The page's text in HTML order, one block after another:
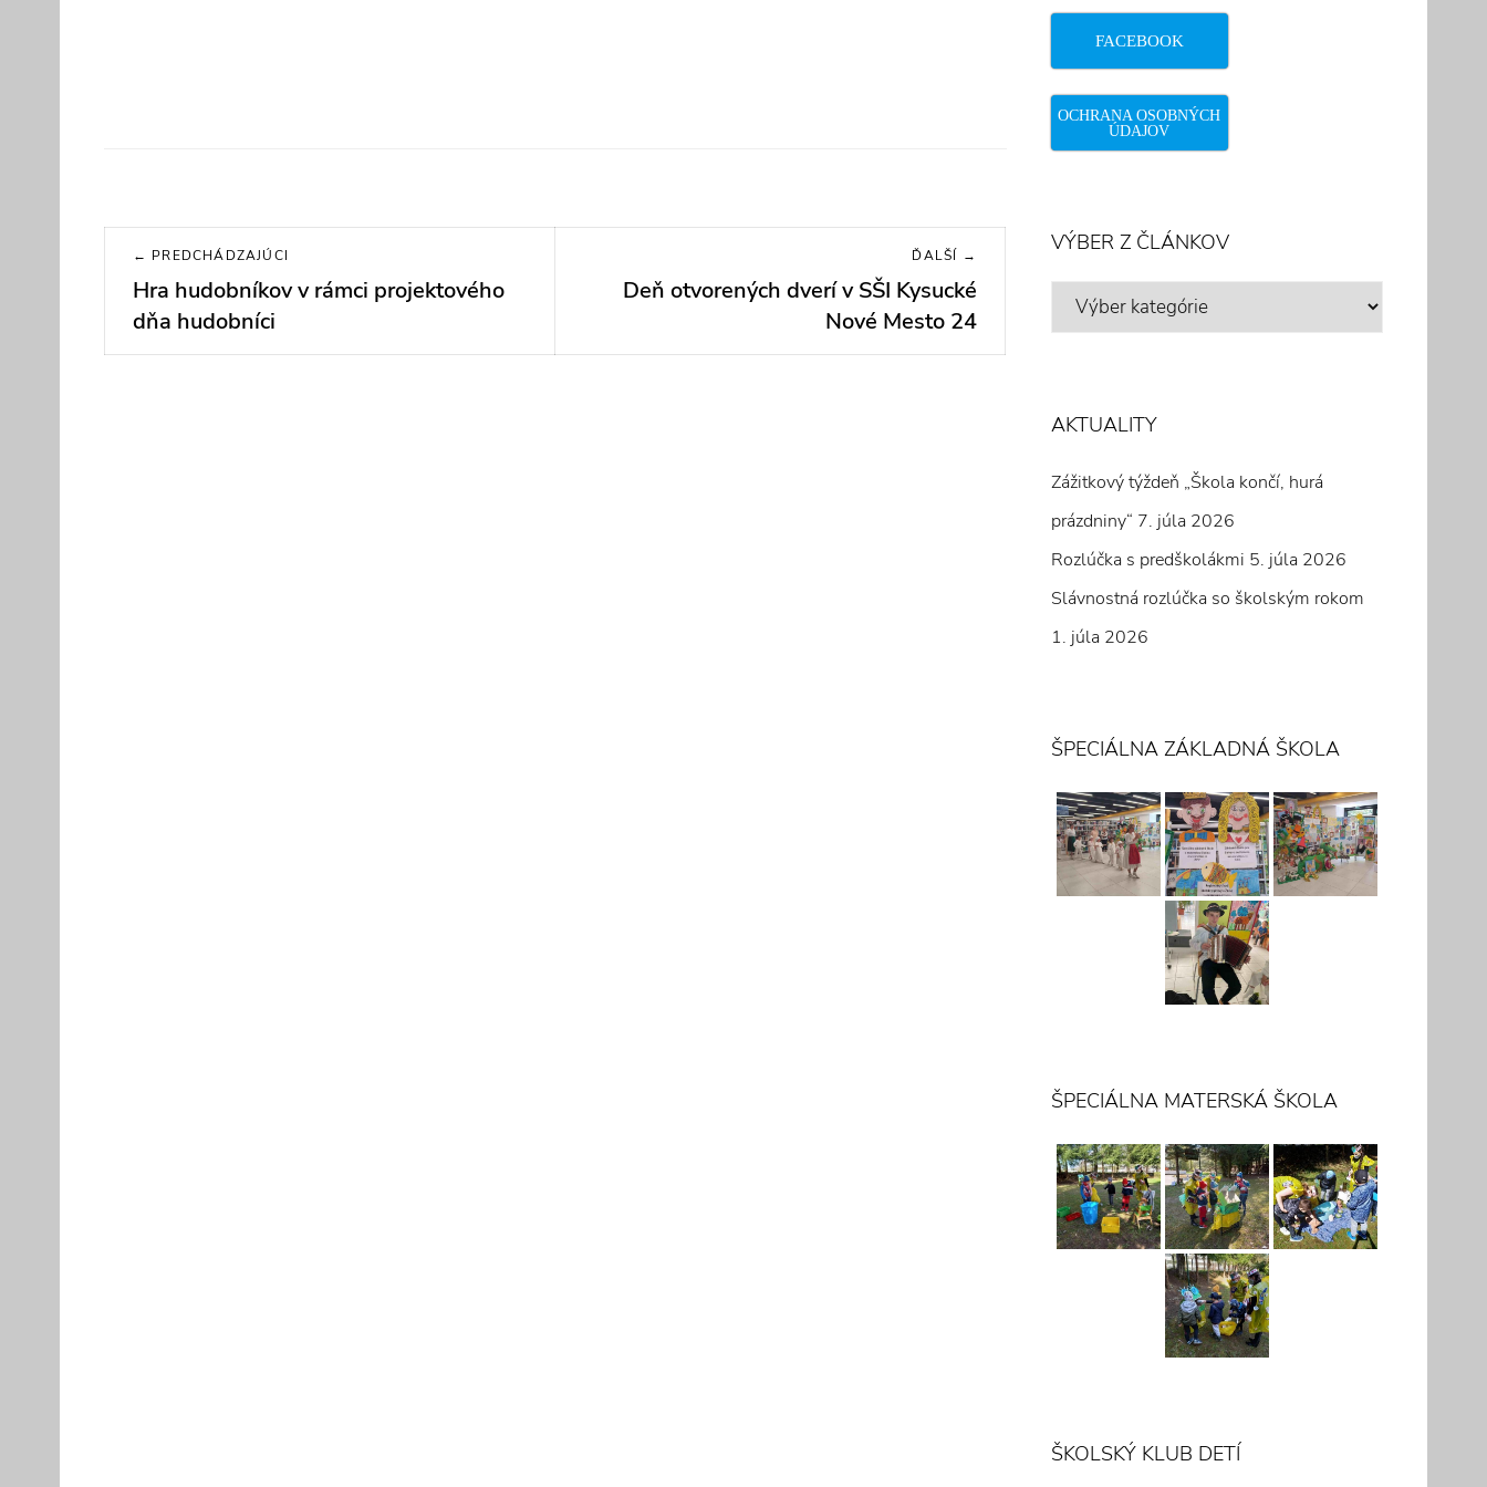
Navigácia
článku
← PREDCHÁDZAJÚCI
Previous
post:
Hra hudobníkov v rámci projektového
dňa hudobníci
ĎALŠÍ →
Deň otvorených dverí v SŠI Kysucké
Nové Mesto 24
FACEBOOK
OCHRANA OSOBNÝCH
ÚDAJOV
VÝBER Z ČLÁNKOV
VÝBER
AKTUALITY
Zážitkový týždeň „Škola končí, hurá
prázdniny“ 7. júla 2026
Rozlúčka s predškolákmi 5. júla 2026
Slávnostná rozlúčka so školským rokom
1. júla 2026
ŠPECIÁLNA ZÁKLADNÁ ŠKOLA
ŠPECIÁLNA MATERSKÁ ŠKOLA
ŠKOLSKÝ KLUB DETÍ